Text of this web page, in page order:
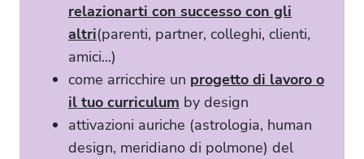
relazionarti con successo con gli
altri(parenti, partner, colleghi, clienti,
amici...)
come arricchire un progetto di lavoro o
il tuo curriculum by design
attivazioni auriche (astrologia, human
design, meridiano di polmone) del